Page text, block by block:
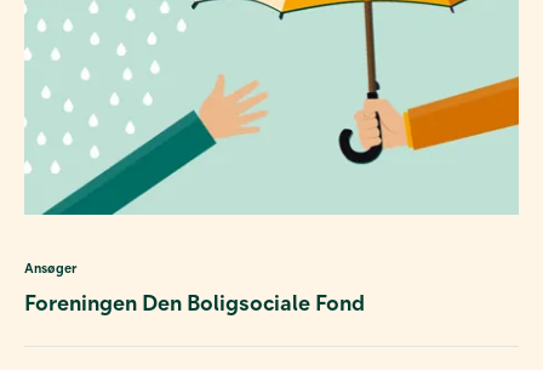
Ansøger
Foreningen Den Boligsociale Fond